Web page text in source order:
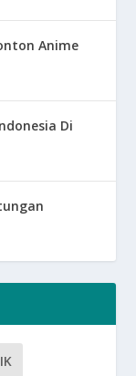
Anime
Di